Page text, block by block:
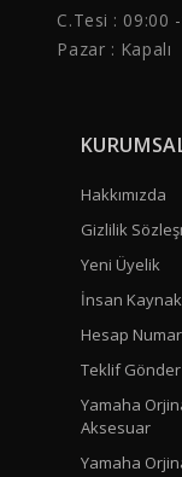
C.Tesi : 09:00
Pazar : Kapalı
Hakkımızda
Gizlilik
Yeni Üyelik
İnsan
Hesap
Teklif Gönder
Yamaha
Aksesuar
Yamaha